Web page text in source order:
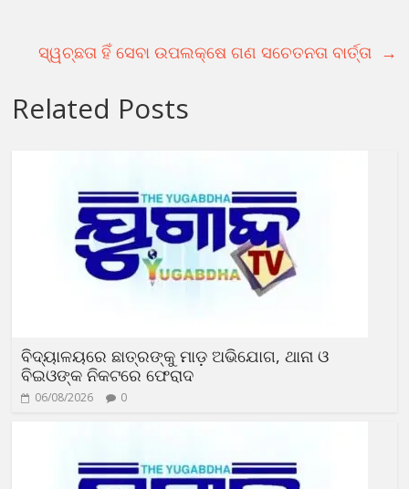
ସ୍ୱଚ୍ଛତା ହିଁ ସେବା ଉପଲକ୍ଷେ ଗଣ ସଚେତନତା ବାର୍ତ୍ତା →
Related Posts
ବିଦ୍ୟାଳୟରେ ଛାତ୍ରଙ୍କୁ ମାଡ଼ ଅଭିଯୋଗ, ଥାନା ଓ
ବିଇଓଙ୍କ ନିକଟରେ ଫେରାଦ
06/08/2026 0